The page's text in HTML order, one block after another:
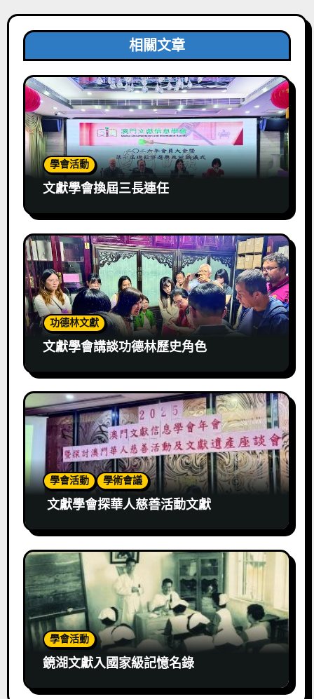
相關文章
學會活動
文獻學會換屆三長連任
功德林文獻
文獻學會講談功德林歷史角色
學會活動 學術會議
文獻學會探華人慈善活動文獻
學會活動
鏡湖文獻入國家級記憶名錄